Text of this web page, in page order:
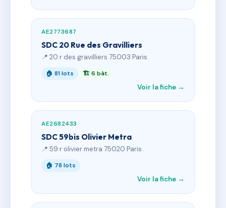
AE2773687
SDC 20 Rue des Gravilliers
📍 20 r des gravilliers 75003 Paris
🏠 81 lots 🏗 6 bât.
Voir la fiche →
AE2682433
SDC 59bis Olivier Metra
📍 59 r olivier metra 75020 Paris
🏠 78 lots
Voir la fiche →